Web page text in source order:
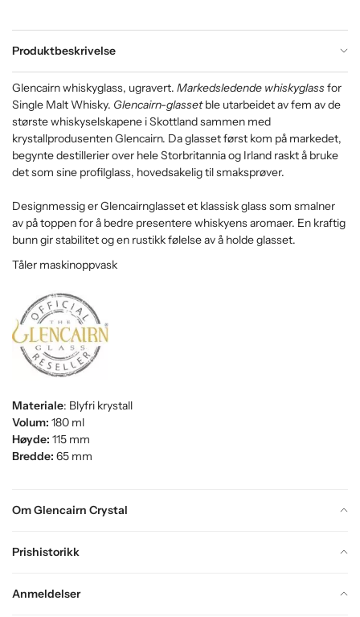
Produktbeskrivelse
Om Glencairn Crystal
Prishistorikk
Anmeldelser
Glencairn whiskyglass, ugravert. Markedsledende whiskyglassfor
Single Malt Whisky. Glencairn-glassetble utarbeidet av fem av de
største whiskyselskapene i Skottland sammen med
krystallprodusenten Glencairn. Da glasset først kom på markedet,
begynte destillerier over hele Storbritannia og Irland raskt å bruke
det som sine profilglass, hovedsakelig til smaksprøver.
Designmessig er Glencairnglasset et klassisk glass som smalner
av på toppen for å bedre presentere whiskyens aromaer. En kraftig
bunn gir stabilitet og en rustikk følelse av å holde glasset.
Tåler maskinoppvask
Materiale: Blyfri krystall
Volum: 180 ml
Høyde: 115 mm
Bredde: 65 mm